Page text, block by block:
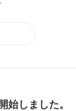
始しました。